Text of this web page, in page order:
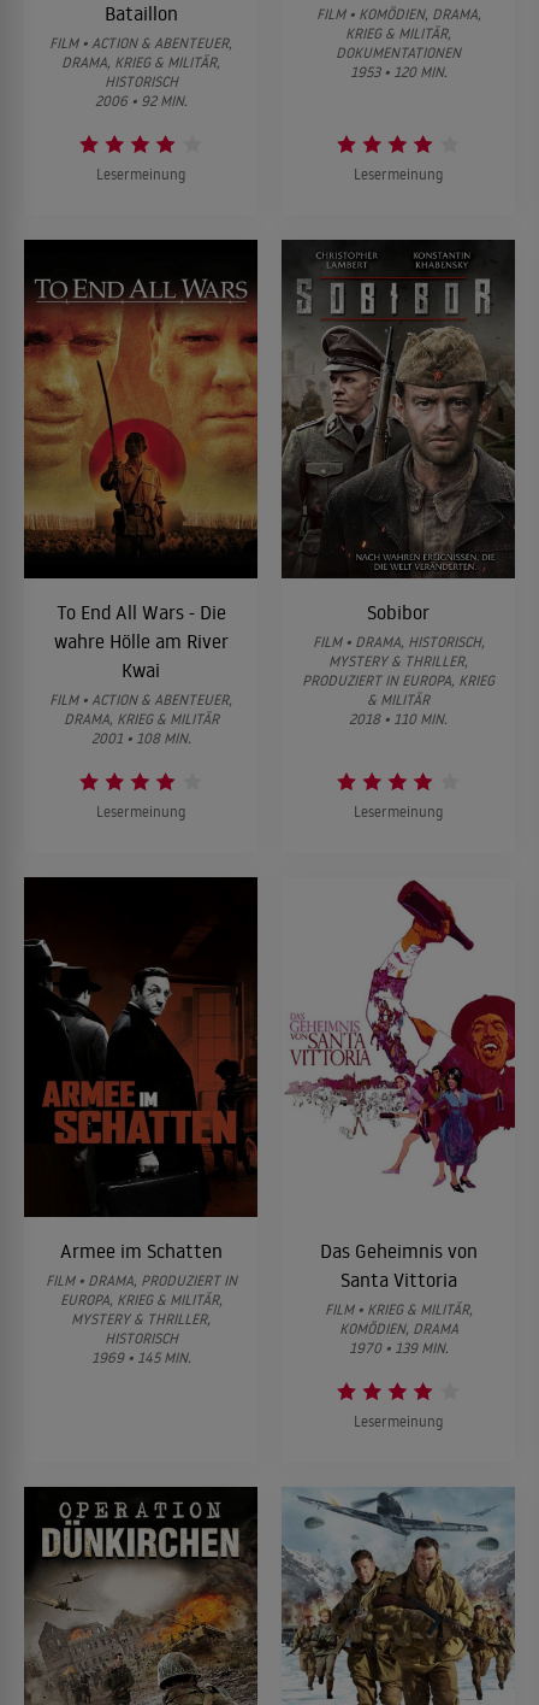
Bataillon
FILM • ACTION & ABENTEUER,
DRAMA, KRIEG & MILITÄR,
HISTORISCH
2006 • 92 MIN.
Lesermeinung
FILM • KOMÖDIEN, DRAMA,
KRIEG & MILITÄR,
DOKUMENTATIONEN
1953 • 120 MIN.
Lesermeinung
To End All Wars - Die
wahre Hölle am River
Kwai
FILM • ACTION & ABENTEUER,
DRAMA, KRIEG & MILITÄR
2001 • 108 MIN.
Lesermeinung
Sobibor
FILM • DRAMA, HISTORISCH,
MYSTERY & THRILLER,
PRODUZIERT IN EUROPA, KRIEG
& MILITÄR
2018 • 110 MIN.
Lesermeinung
Armee im Schatten
FILM • DRAMA, PRODUZIERT IN
EUROPA, KRIEG & MILITÄR,
MYSTERY & THRILLER,
HISTORISCH
1969 • 145 MIN.
Das Geheimnis von
Santa Vittoria
FILM • KRIEG & MILITÄR,
KOMÖDIEN, DRAMA
1970 • 139 MIN.
Lesermeinung